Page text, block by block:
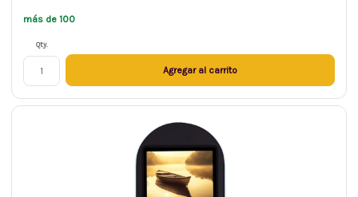
más de 100
Qty.
Agregar al carrito